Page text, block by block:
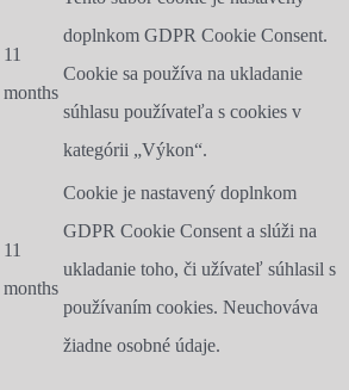
11
months
doplnkom GDPR Cookie Consent.
Cookie sa používa na ukladanie
súhlasu používateľa s cookies v
kategórii „Výkon“.
11
months
Cookie je nastavený doplnkom
GDPR Cookie Consent a slúži na
ukladanie toho, či užívateľ súhlasil s
používaním cookies. Neuchováva
žiadne osobné údaje.